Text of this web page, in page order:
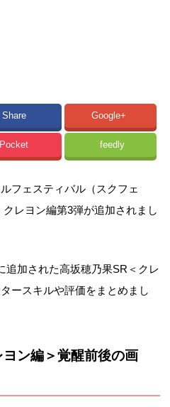
Share Google+
Pocket feedly
フェスティバル（スクフェ
レヨン編第3弾が追加されまし
追加された高坂穂乃果SR＜クレ
ースキルや評価をまとめまし
ン編＞覚醒前後の画